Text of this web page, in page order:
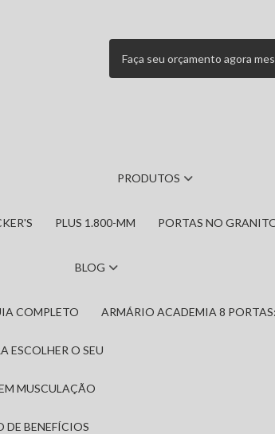
Faça seu orçamento agora
PRODUTOS
PLUS 1.800-MM PORTAS NO
BLOG
COMPLETO ARMÁRIO ACADEMIA 8
ESCOLHER O SEU
MUSCULAÇÃO
DE BENEFÍCIOS